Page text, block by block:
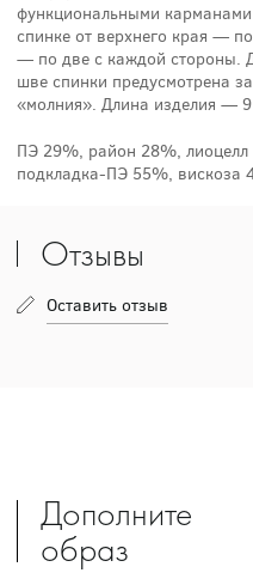
функциональными
спинке от верхнего края —
— по две с каждой стороны.
шве спинки предусмотрена
«молния». Длина изделия —
ПЭ 29%, район 28%,
подкладка-ПЭ 55%, вискоза
Отзывы
Оставить отзыв
Дополните
образ